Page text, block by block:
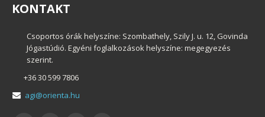
KONTAKT
Csoportos órák helyszíne: Szombathely, Szily J. u. 12, Govinda
Jógastúdió. Egyéni foglalkozások helyszíne: megegyezés
szerint.
+36 30 599 7806
agi@orienta.hu